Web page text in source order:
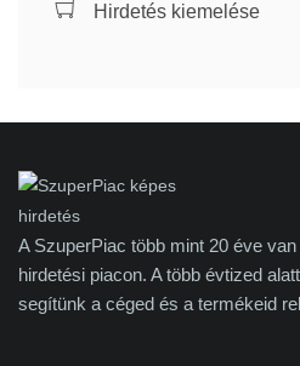
Hirdetés kiemelése
A SzuperPiac több mint 20 éve
hirdetési piacon. A több évtized
segítünk a céged és a termékeid